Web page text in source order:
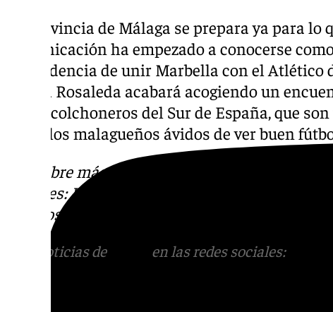
La provincia de Málaga se prepara ya para lo
comunicación ha empezado a conocerse
coincidencia de unir Marbella con el Atlético
que La Rosaleda acabará acogiendo un
de los colchoneros del Sur de España, que
todos los malagueños ávidos de ver buen
Descubre más noticias de 101Tv en las redes
sociales:Instagram
con nosotros en el correo
Más noticias de en las redes sociales: